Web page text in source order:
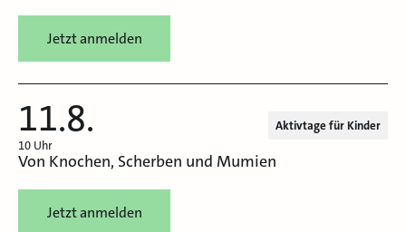
Jetzt anmelden
11.8.
10 Uhr
Aktivtage für Kinder
Von Knochen, Scherben und Mumien
Jetzt anmelden